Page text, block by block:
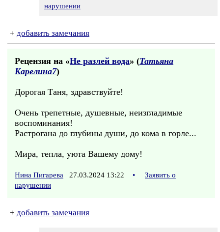
нарушении
+ добавить замечания
Рецензия на «Не разлей вода» (Татьяна
Карелина7)
Дорогая Таня, здравствуйте!
Очень трепетные, душевные, неизгладимые
воспоминания!
Растрогана до глубины души, до кома в горле...
Мира, тепла, уюта Вашему дому!
Нина Пигарева 27.03.2024 13:22 •
Заявить о
нарушении
+ добавить замечания